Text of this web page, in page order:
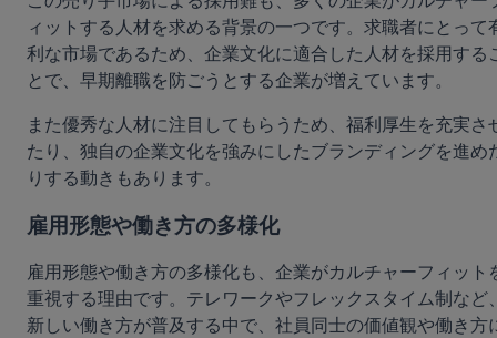
ィットする人材を求める背景の一つです。求職者にとって
利な市場であるため、企業文化に適合した人材を採用する
とで、早期離職を防ごうとする企業が増えています。
また優秀な人材に注目してもらうため、福利厚生を充実さ
たり、独自の企業文化を強みにしたブランディングを進め
りする動きもあります。
雇用形態や働き方の多様化
雇用形態や働き方の多様化も、企業がカルチャーフィット
重視する理由です。テレワークやフレックスタイム制など
新しい働き方が普及する中で、社員同士の価値観や働き方